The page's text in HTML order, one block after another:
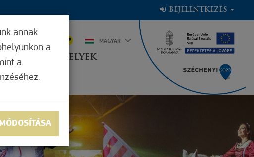
BEJELENTKEZÉS
ELFOGADÓHELYEK
MAGYAR
annak
a
a